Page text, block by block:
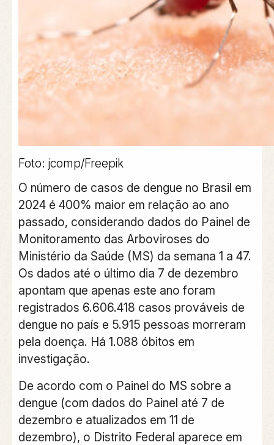
Foto: jcomp/Freepik
O número de casos de dengue no Brasil em
2024 é 400% maior em relação ao ano
passado, considerando dados do Painel de
Monitoramento das Arboviroses do
Ministério da Saúde (MS) da semana 1 a 47.
Os dados até o último dia 7 de dezembro
apontam que apenas este ano foram
registrados 6.606.418 casos prováveis de
dengue no país e 5.915 pessoas morreram
pela doença. Há 1.088 óbitos em
investigação.
De acordo com o Painel do MS sobre a
dengue (com dados do Painel até 7 de
dezembro e atualizados em 11 de
dezembro), o Distrito Federal aparece em